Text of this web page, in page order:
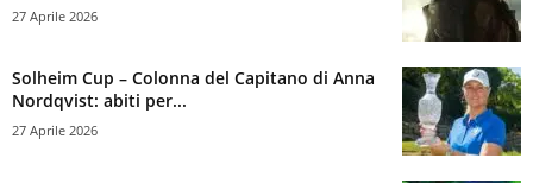
27 Aprile 2026
Solheim Cup – Colonna del Capitano di Anna
Nordqvist: abiti per...
27 Aprile 2026